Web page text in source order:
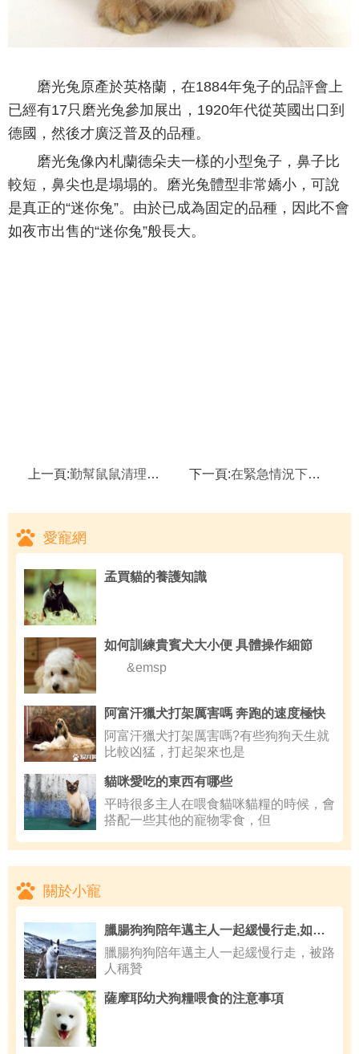
磨光兔原產於英格蘭，在1884年兔子的品評會上
已經有17只磨光兔參加展出，1920年代從英國出口到
德國，然後才廣泛普及的品種。
磨光兔像內札蘭德朵夫一樣的小型兔子，鼻子比
較短，鼻尖也是塌塌的。磨光兔體型非常嬌小，可說
是真正的“迷你兔”。由於已成為固定的品種，因此不會
如夜市出售的“迷你兔”般長大。
上一頁:勤幫鼠鼠清理囊夾避免發炎,倉鼠 下一頁:在緊急情況下幫助兔子逃命,關於兔子的有用小妙方
愛寵網
孟買貓的養護知識
如何訓練貴賓犬大小便 具體操作細節
&emsp
阿富汗獵犬打架厲害嗎 奔跑的速度極快
阿富汗獵犬打架厲害嗎?有些狗狗天生就
比較凶猛，打起架來也是
貓咪愛吃的東西有哪些
平時很多主人在喂食貓咪貓糧的時候，會
搭配一些其他的寵物零食，但
關於小寵
臘腸狗狗陪年邁主人一起緩慢行走,如何提高狗狗的自信
臘腸狗狗陪年邁主人一起緩慢行走，被路
人稱贊
薩摩耶幼犬狗糧喂食的注意事項